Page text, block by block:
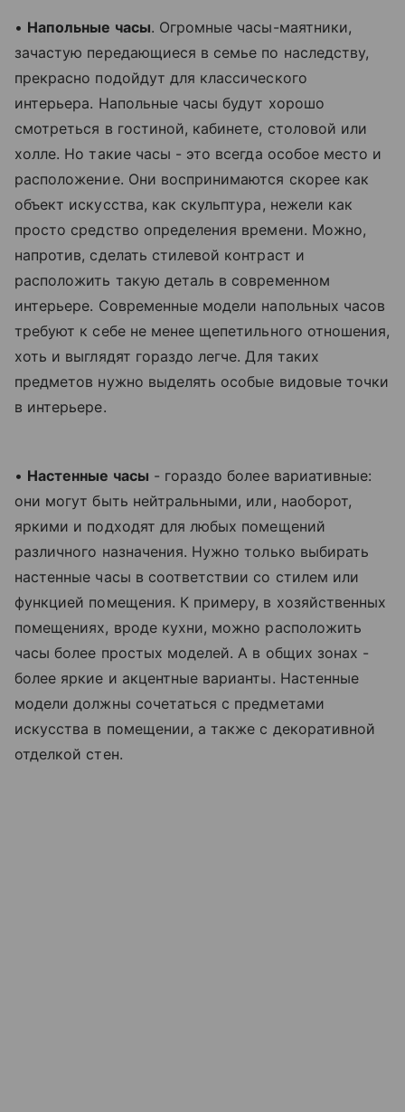
• Напольные часы. Огромные часы-маятники,
зачастую передающиеся в семье по наследству,
прекрасно подойдут для классического
интерьера. Напольные часы будут хорошо
смотреться в гостиной, кабинете, столовой или
холле. Но такие часы - это всегда особое место и
расположение. Они воспринимаются скорее как
объект искусства, как скульптура, нежели как
просто средство определения времени. Можно,
напротив, сделать стилевой контраст и
расположить такую деталь в современном
интерьере. Современные модели напольных часов
требуют к себе не менее щепетильного отношения,
хоть и выглядят гораздо легче. Для таких
предметов нужно выделять особые видовые точки
в интерьере.
• Настенные часы - гораздо более вариативные:
они могут быть нейтральными, или, наоборот,
яркими и подходят для любых помещений
различного назначения. Нужно только выбирать
настенные часы в соответствии со стилем или
функцией помещения. К примеру, в хозяйственных
помещениях, вроде кухни, можно расположить
часы более простых моделей. А в общих зонах -
более яркие и акцентные варианты. Настенные
модели должны сочетаться с предметами
искусства в помещении, а также с декоративной
отделкой стен.